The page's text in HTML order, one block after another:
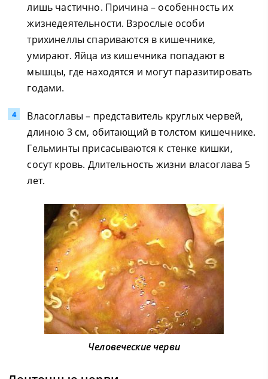
лишь частично. Причина – особенность их
жизнедеятельности. Взрослые особи
трихинеллы спариваются в кишечнике,
умирают. Яйца из кишечника попадают в
мышцы, где находятся и могут паразитировать
годами.
Власоглавы – представитель круглых червей,
длиною 3 см, обитающий в толстом кишечнике.
Гельминты присасываются к стенке кишки,
сосут кровь. Длительность жизни власоглава 5
лет.
Человеческие черви